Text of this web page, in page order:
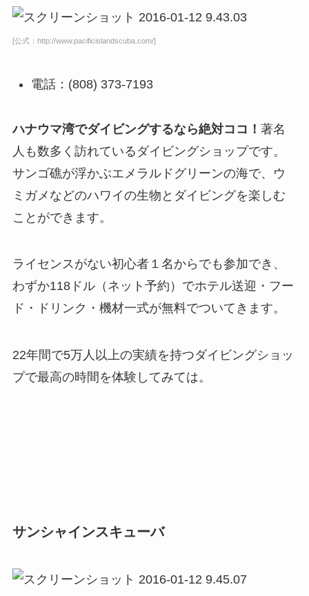
[公式：http://www.pacificislandscuba.com/]
電話：(808) 373-7193
ハナウマ湾でダイビングするなら絶対ココ！ 著名
人も数多く訪れているダイビングショップです。
サンゴ礁が浮かぶエメラルドグリーンの海で、ウ
ミガメなどのハワイの生物とダイビングを楽しむ
ことができます。
ライセンスがない初心者１名からでも参加でき、
わずか118ドル（ネット予約）でホテル送迎・フー
ド・ドリンク・機材一式が無料でついてきます。
22年間で5万人以上の実績を持つダイビングショッ
プで最高の時間を体験してみては。
サンシャインスキューバ